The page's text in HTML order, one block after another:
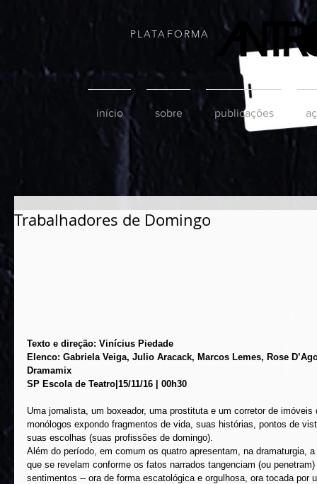
PLATAFORMA
início sobre publicações
Trabalhadores de Domingo
Texto e direção: Vinícius Piedade
Elenco: Gabriela Veiga, Julio Aracack, Marcos Lemes, Rose
Dramamix
SP Escola de Teatro|15/11/16 | 00h30
Uma jornalista, um boxeador, uma prostituta e um corretor de
monólogos expondo fragmentos de vida, suas histórias, pontos de
suas escolhas (suas profissões de domingo).
Além do período, em comum os quatro apresentam, na dramaturgia,
que se revelam conforme os fatos narrados tangenciam (ou
sentimentos -- ora de forma escatológica e orgulhosa, ora tocada